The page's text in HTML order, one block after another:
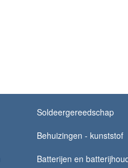
Soldeergereedschap
Behuizingen - kunststof
Batterijen en